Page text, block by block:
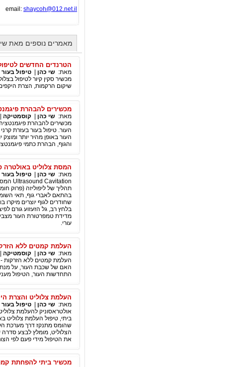
email: shaycoh@012.net.il
מאמרים נוספים מאת שי
הטרנדים החדשים
מאת: שי כהן טיפול בעור
מכשיר סקין קיור לטיפול
שיקום הרקמות, הצרת היקפים
מכשירים להבהרת
מאת: שי כהן קוסמטיקה
מכשירים להבהרת
העור. טיפול בעור בעזרת
העור באופן מהיר יותר ומוצק
והגוף, הבהרת כתמי
המסת צלוליט באולטרה
מאת: שי כהן טיפול בעור
בהתאם לאברי גוף, תאי
מדידת טמפרטורת העור
עורי.
העלמת קמטים ללא
מאת: שי כהן קוסמטיקה
העלמת קמטים ללא הזרקות -
האם של שכבת העור, על מנת
התחדשות העור, הטיפול
העלמת צלוליט והצרת
מאת: שי כהן טיפול בעור
אולטראסוניק להעלמת
ביתי, טיפול העלמת צלוליט
שהומס מתנקז דרך מערכת
את הטיפול מידי פעם לפי
מכשיר ביתי להפחתת